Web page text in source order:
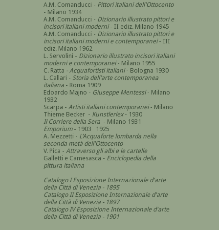
A.M. Comanducci - Pittori italiani dell'Ottocento
- Milano 1934
A.M. Comanducci - Dizionario illustrato pittori e
incisori italiani moderni- II ediz. Milano 1945
A.M. Comanducci - Dizionario illustrato pittori e
incisori italiani moderni e contemporanei- III
ediz. Milano 1962
L. Servolini - Dizionario illustrato incisori italiani
moderni e contemporanei- Milano 1955
C. Ratta - Acquafortisti italiani- Bologna 1930
L. Callari - Storia dell'arte contemporanea
italiana - Roma 1909
Edoardo Majno - Giuseppe Mentessi- Milano
1932
Scarpa - Artisti italiani contemporanei- Milano
Thieme Becker - Kunstlerlex- 1930
Il Corriere della Sera - Milano 1931
Emporium- 1903 1925
A. Mezzetti - L'Acquaforte lombarda nella
seconda metà dell'Ottocento
V. Pica - Attraverso gli albi e le cartelle
Galletti e Camesasca - Enciclopedia della
pittura italiana
Catalogo I Esposizione Internazionale d'arte
della Città di Venezia - 1895
Catalogo II Esposizione Internazionale d'arte
della Città di Venezia - 1897
Catalogo IV Esposizione Internazionale d'arte
della Città di Venezia - 1901